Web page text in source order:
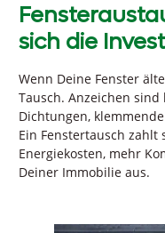
sich die
Wenn Deine Fenster
Tausch. Anzeichen
Dichtungen,
Ein Fenstertausch
Energiekosten, mehr
Deiner Immobilie aus.